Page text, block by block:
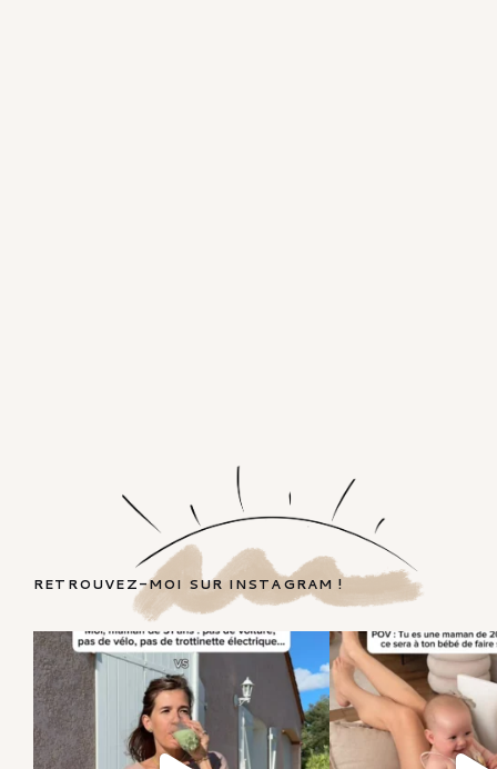
RETROUVEZ-MOI SUR INSTAGRAM !